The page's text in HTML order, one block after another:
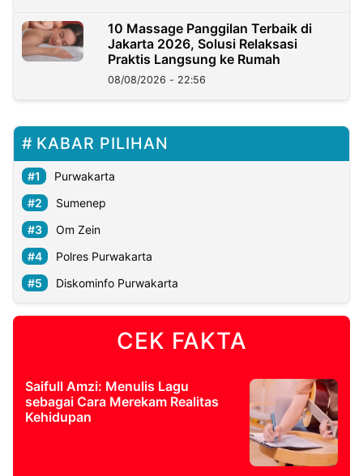
10 Massage Panggilan Terbaik di
Jakarta 2026, Solusi Relaksasi
Praktis Langsung ke Rumah
08/08/2026 - 22:56
KABAR PILIHAN
Purwakarta
Sumenep
Om Zein
Polres Purwakarta
Diskominfo Purwakarta
CEK FAKTA
Saifull Amzi: Menulis Lagu
sebagai Cara Merekam Realitas
Kehidupan